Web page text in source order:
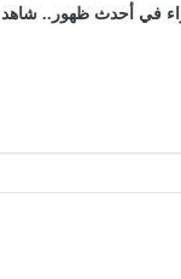
في أحدث ظهور.. شاهد